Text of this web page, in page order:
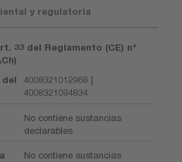
y regulatoria
33 del Reglamento (CE) nº
4008321012968 |
4008321094834
No contiene sustancias
declarables
No contiene sustancias